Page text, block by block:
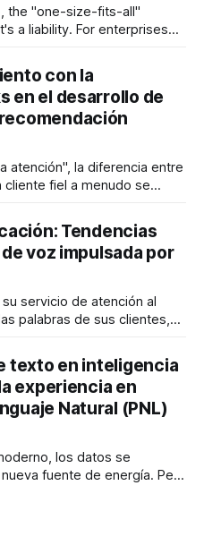
the "one-size-fits-all"
a liability. For enterprises
journey is where
is woncon la
en el desarrollo de
atención", la diferencia entre
cliente fiel a menudo se
sin tener que
de rápidoTendencias
voz impulsada por
servicio de atención al
palabras de sus clientes,
empático y resuelve una
en treinta
texto en inteligencia
experiencia en
Natural (PNL)
los datos se
fuente de energía. Pero
vasto e inexplorado